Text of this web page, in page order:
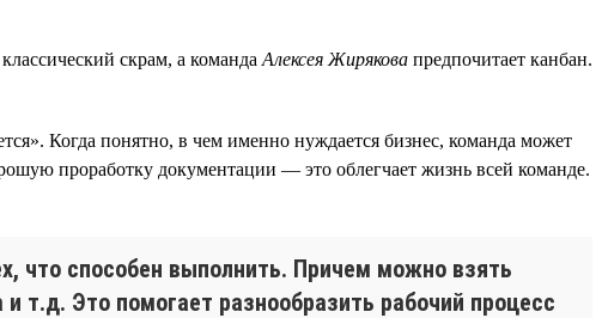
классический скрам, а команда Алексея Жирякова предпочитает канбан.
Когда понятно, в чем именно нуждается бизнес, команда может
проработку документации — это облегчает жизнь всей команде.
что способен выполнить. Причем можно взять
Это помогает разнообразить рабочий процесс